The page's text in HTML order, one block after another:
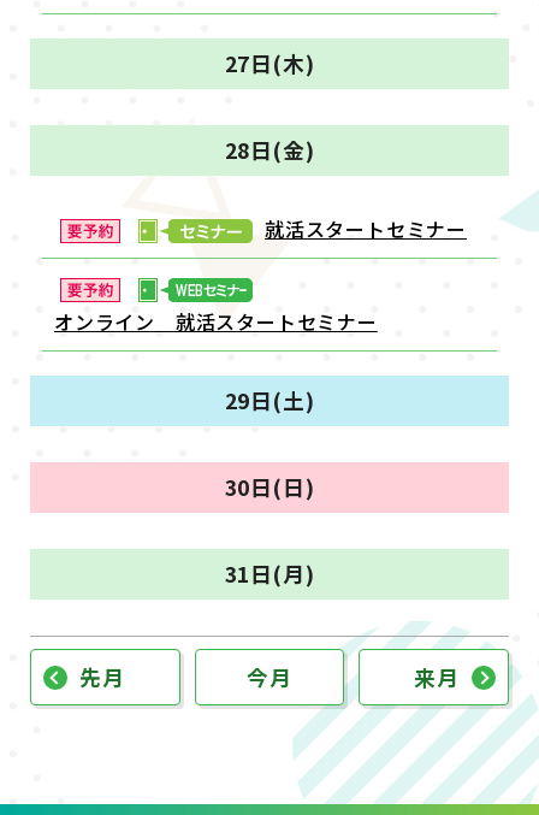
27日(木)
28日(金)
就活スタートセミナー
オンライン 就活スタートセミナー
29日(土)
30日(日)
31日(月)
先月 今月 来月